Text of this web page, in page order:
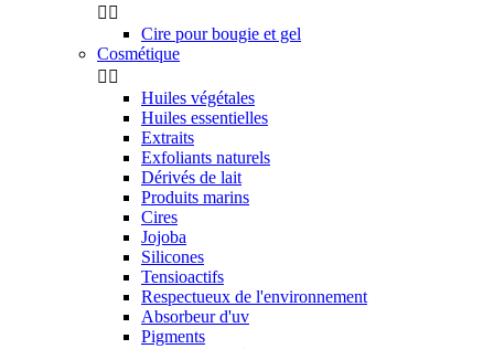
 
Cire pour bougie et gel
Cosmétique
 
Huiles végétales
Huiles essentielles
Extraits
Exfoliants naturels
Dérivés de lait
Produits marins
Cires
Jojoba
Silicones
Tensioactifs
Respectueux de l'environnement
Absorbeur d'uv
Pigments